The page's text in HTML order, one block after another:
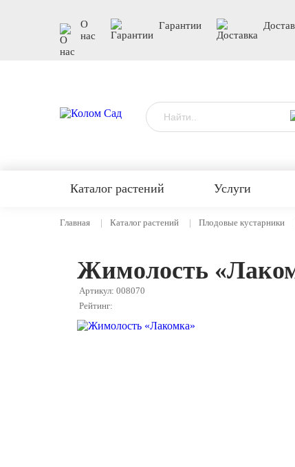
О
нас
Гарантии
Каталог растений Услуги
Главная Каталог растений Плодовые кустарники
Жимолость
Артикул: 008070
Рейтинг: